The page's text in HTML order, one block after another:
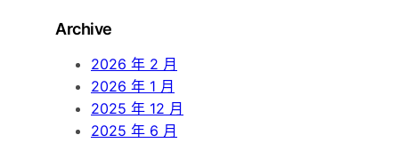
c
Archive
2026 年 2 月
2026 年 1 月
2025 年 12 月
2025 年 6 月